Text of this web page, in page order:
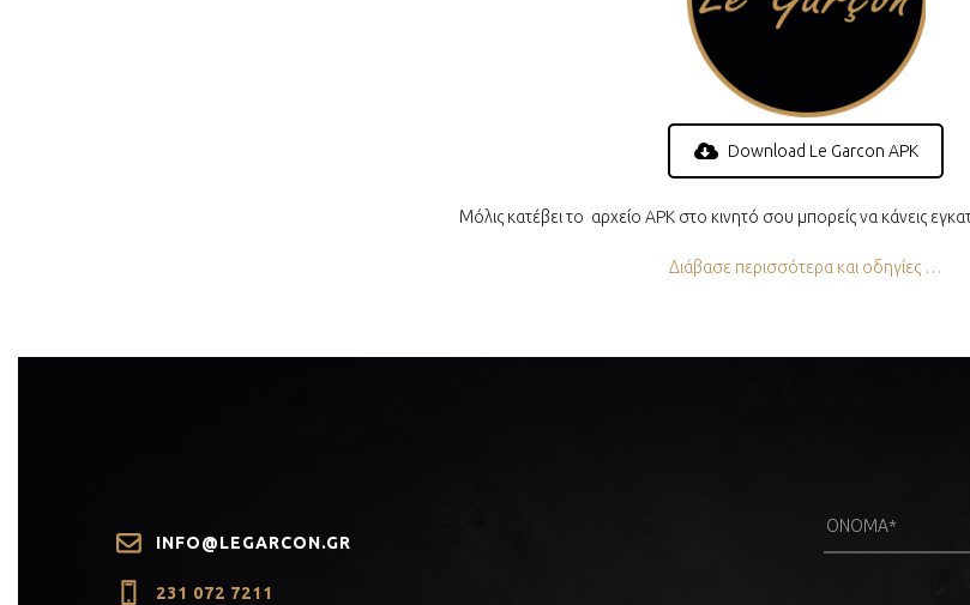
Download Le Garcon APK
Μόλις κατέβει το αρχείο APK στο κινητό σου μπορείς να κάνεις
Διάβασε περισσότερα και οδηγίες …
INFO@LEGARCON.GR
231 072 7211